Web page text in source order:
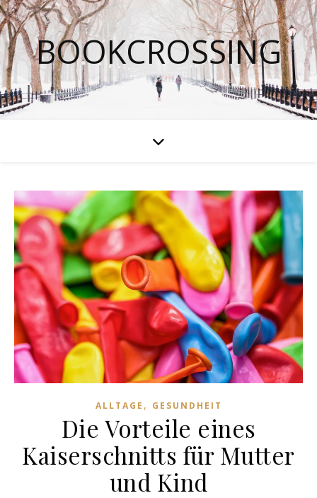
BOOKCROSSING
ALLTAGE , GESUNDHEIT
Die Vorteile eines
Kaiserschnitts für Mutter
und Kind